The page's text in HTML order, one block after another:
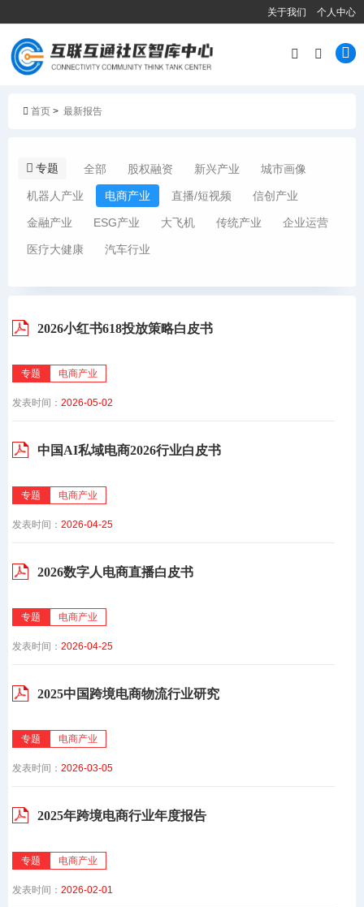
关于我们 个人中心
首页 > 最新报告
专题 全部 股权融资 新兴产业 城市画像
机器人产业 电商产业 直播/短视频 信创产业
金融产业 ESG产业 大飞机 传统产业 企业运营
医疗大健康 汽车行业
2026小红书618投放策略白皮书
专题 电商产业
发表时间： 2026-05-02
中国AI私域电商2026行业白皮书
专题 电商产业
发表时间： 2026-04-25
2026数字人电商直播白皮书
专题 电商产业
发表时间： 2026-04-25
2025中国跨境电商物流行业研究
专题 电商产业
发表时间： 2026-03-05
2025年跨境电商行业年度报告
专题 电商产业
发表时间： 2026-02-01